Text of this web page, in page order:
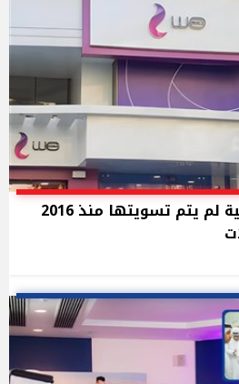
286 مليون جنيه مديونية لم يتم تسويتها منذ 2016